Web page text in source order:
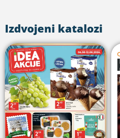
Izdvojeni katalozi